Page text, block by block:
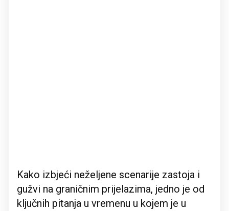
Kako izbjeći neželjene scenarije zastoja i
gužvi na graničnim prijelazima, jedno je od
ključnih pitanja u vremenu u kojem je u